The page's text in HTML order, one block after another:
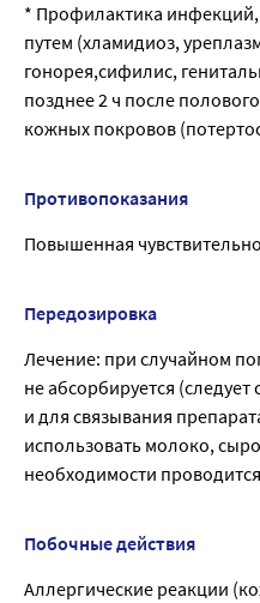
* Профилактика
путем (хламидиоз,
гонорея,сифилис,
позднее 2 ч после
кожных покровов
Противопоказания
Повышенная
Передозировка
Лечение: при случайном
не абсорбируется
и для связывания
использовать молоко,
необходимости
Побочные действия
Аллергические реакции